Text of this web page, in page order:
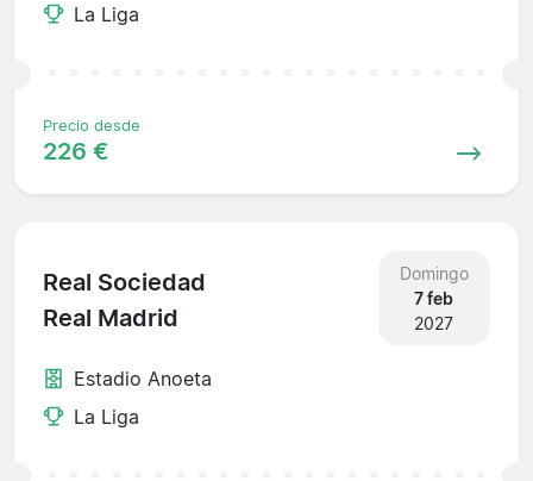
La Liga
Precio desde
226 €
Real Sociedad
Real Madrid
Domingo
7 feb
2027
Estadio Anoeta
La Liga